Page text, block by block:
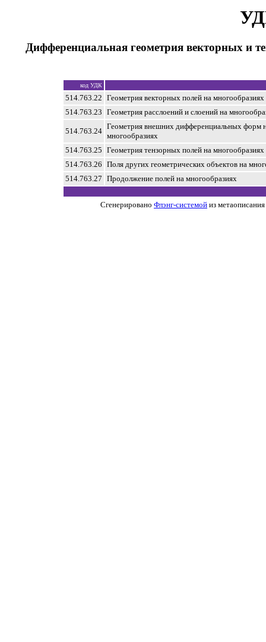
Дифференциальная геометрия векторных и
код УДК
514.763.22 Геометрия векторных полей на многообразиях
514.763.23 Геометрия расслоений и слоений на
514.763.24
Геометрия внешних дифференциальных форм
многообразиях
514.763.25 Геометрия тензорных полей на многообразиях
514.763.26 Поля других геометрических объектов на
514.763.27 Продолжение полей на многообразиях
Сгенерировано Флэнг-системой из